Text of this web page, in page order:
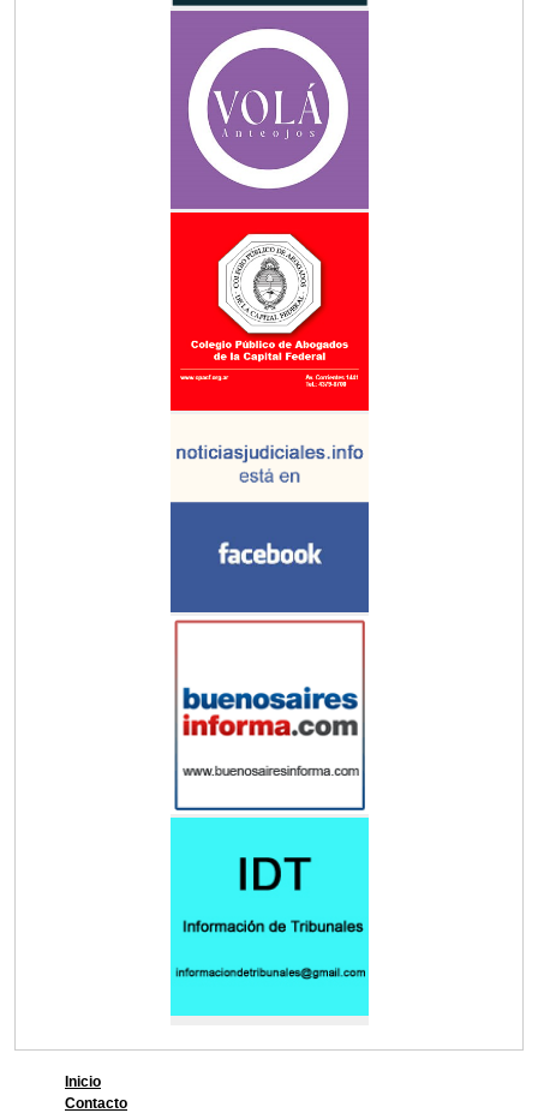
Inicio
Contacto